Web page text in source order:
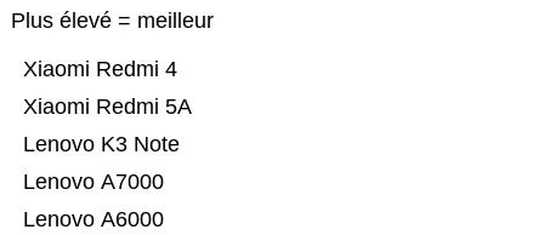
Plus élevé = meilleur
Lenovo A6000
Lenovo A7000
Lenovo K3 Note
Xiaomi Redmi 5A
Xiaomi Redmi 4